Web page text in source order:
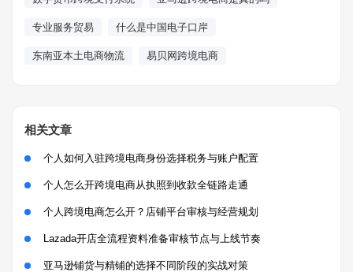
专业服务贸易 什么是中国电子口岸
东南亚本土电商物流 易贝网跨境电商
相关文章
个人如何入驻跨境电商身份选择税务与账户配置
个人怎么开跨境电商从执照到收款全链路走通
个人跨境电商怎么开？店铺平台审核与经营规划
Lazada开店全流程资料准备审核节点与上线节奏
亚马逊铺货与精铺的选择不同阶段的实战对策